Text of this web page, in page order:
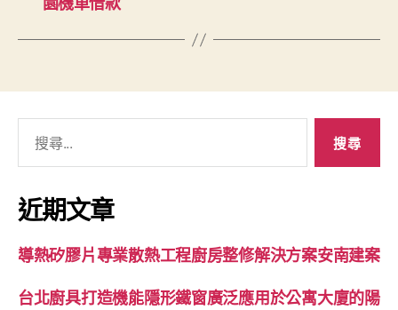
關
鍵
字:
近期文章
導熱矽膠片專業散熱工程廚房整修解決方案安南建案
台北廚具打造機能隱形鐵窗廣泛應用於公寓大廈的陽